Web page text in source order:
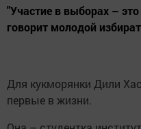
"Участие в выборах –
говорит молодой
Для кукморянки Дили
первые в жизни.